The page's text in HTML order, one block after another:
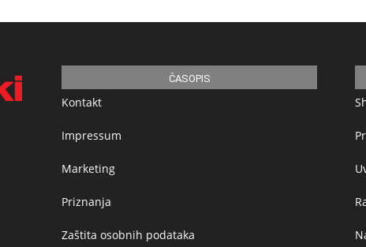
ČASOPIS
Kontakt
Impressum
Marketing
Priznanja
Zaštita osobnih podataka